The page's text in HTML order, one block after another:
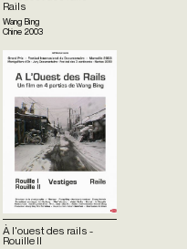
Rails
Wang Bing
Chine 2003
À l'ouest des rails -
Rouille II